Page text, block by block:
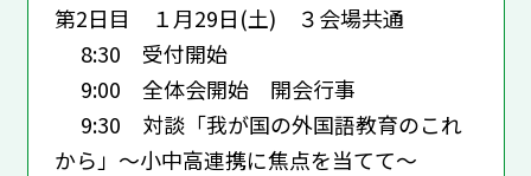
第2日目 １月29日(土) ３会場共通
8:30 受付開始
9:00 全体会開始 開会行事
9:30 対談「我が国の外国語教育のこれ
から」～小中高連携に焦点を当てて～